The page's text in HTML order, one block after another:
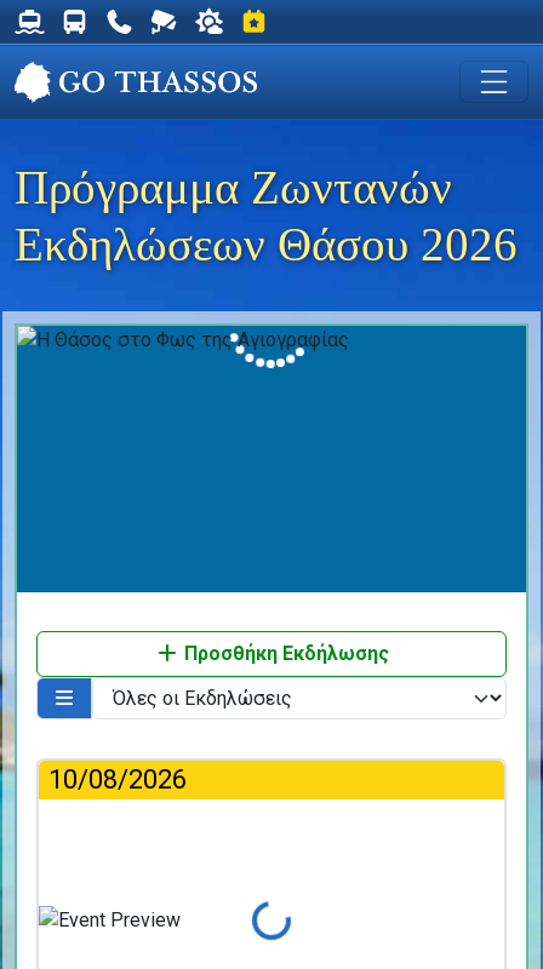
Δρομολόγια Φέρυ για Θάσο
Δρομολόγια Λεωφορείων Θάσου
Χρήσιμα Τηλέφωνα
Ζωντανή Κάμερα στη Χρυσή Ακτή
Ο καιρός στη Θάσο
Εκδηλώσεις στη Θάσο
Πρόγραμμα Ζωντανών
Εκδηλώσεων Θάσου 2026
Προσθήκη Εκδήλωσης
10/08/2026
Φόρτωση...